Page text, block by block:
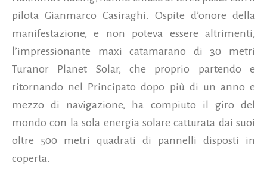
pilota Gianmarco Casiraghi. Ospite d’onore della
manifestazione, e non poteva essere altrimenti,
l’impressionante maxi catamarano di 30 metri
Turanor Planet Solar, che proprio partendo e
ritornando nel Principato dopo più di un anno e
mezzo di navigazione, ha compiuto il giro del
mondo con la sola energia solare catturata dai suoi
oltre 500 metri quadrati di pannelli disposti in
coperta.